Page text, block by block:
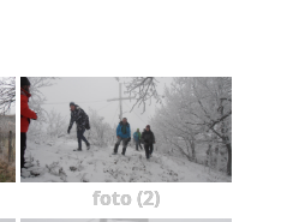
foto (2)